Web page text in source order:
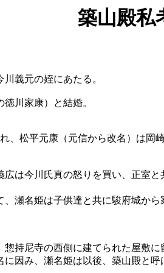
築山殿私
義元の姪にあたる。
川家康）と結婚。
、松平元康（元信から改名）は岡崎
は今川氏真の怒りを買い、正室と
瀬名姫は子供達と共に駿府城から
持尼寺の西側に建てられた屋敷に
因み、瀬名姫は以後、築山殿と呼